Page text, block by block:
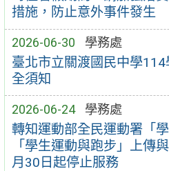
措施，防止意外事件發生
2026-06-30 學務處
臺北市立關渡國民中學
全須知
2026-06-24 學務處
轉知運動部全民運動署「
「學生運動與跑步」上傳
月30日起停止服務